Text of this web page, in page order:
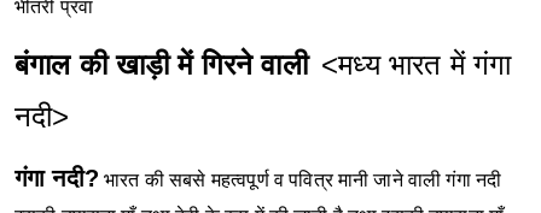
भीतरी प्रवा
बंगाल की खाड़ी में गिरने वाली <मध्य भारत में गंगा
नदी>
गंगा नदी? भारत की सबसे महत्वपूर्ण व पवित्र मानी जाने वाली गंगा नदी